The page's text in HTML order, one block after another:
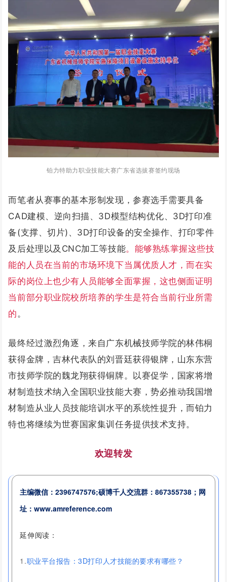
铂力特助力职业技能大赛广东省选拔赛签约现场
而笔者从赛事的基本形制发现，参赛选手需要具备
CAD建模、逆向扫描、3D模型结构优化、3D打印准
备(支撑、切片)、3D打印设备的安全操作、打印零件
及后处理以及CNC加工等技能。能够熟练掌握这些技
能的人员在当前的市场环境下当属优质人才，而在实
际的岗位上也少有人员能够全面掌握，这也侧面证明
当前部分职业院校所培养的学生是符合当前行业所需
的。
最终经过激烈角逐，来自广东机械技师学院的林伟桐
获得金牌，吉林代表队的刘晋廷获得银牌，山东东营
市技师学院的魏龙翔获得铜牌。以赛促学，国家将增
材制造技术纳入全国职业技能大赛，势必推动我国增
材制造从业人员技能培训水平的系统性提升，而铂力
特也将继续为世赛国家集训任务提供技术支持。
欢迎转发
主编微信：2396747576;硕博千人交流群：867355738； 网
址：www.amreference.com
延伸阅读：
1.职业平台报告：3D打印人才技能的要求有哪些？